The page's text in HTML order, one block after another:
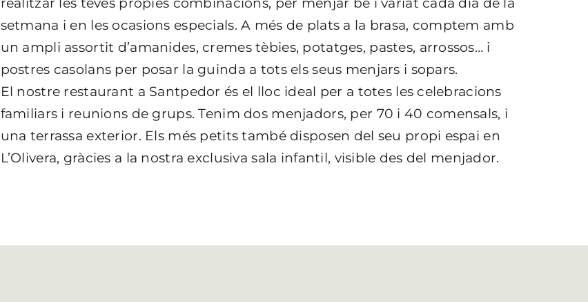
setmana i en les ocasions especials. A més de plats a la brasa, comptem amb
un ampli assortit d’amanides, cremes tèbies, potatges, pastes, arrossos… i
postres casolans per posar la guinda a tots els seus menjars i sopars.
El nostre restaurant a Santpedor és el lloc ideal per a totes les celebracions
familiars i reunions de grups. Tenim dos menjadors, per 70 i 40 comensals, i
una terrassa exterior. Els més petits també disposen del seu propi espai en
L’Olivera, gràcies a la nostra exclusiva sala infantil, visible des del menjador.